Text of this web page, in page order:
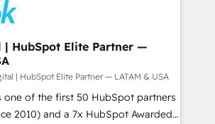
into unified systems
results.
Strategic Solutions: -
- Inbound Marketing -
- HubSpot CMS Website
our clients to
by providing transparent,
With over 300 HubSpot
| HubSpot Elite Partner —
| HubSpot Elite Partner — LATAM & USA
one of the first 50 HubSpot partners
2010) and a 7x HubSpot Awarded